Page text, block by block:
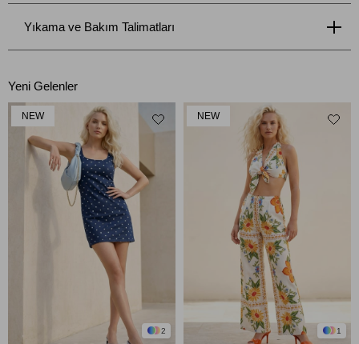
Yıkama ve Bakım Talimatları
Yeni Gelenler
2
NEW
1
NEW